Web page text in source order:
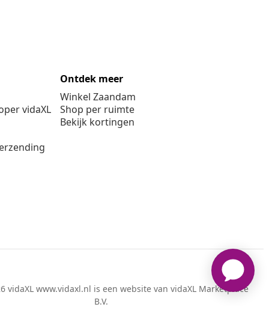
vidaXL
Ontdek meer
Winkel Zaandam
Shop per ruimte
Bekijk kortingen
vidaXL www.vidaxl.nl is een website van vidaXL Marketplace
B.V.